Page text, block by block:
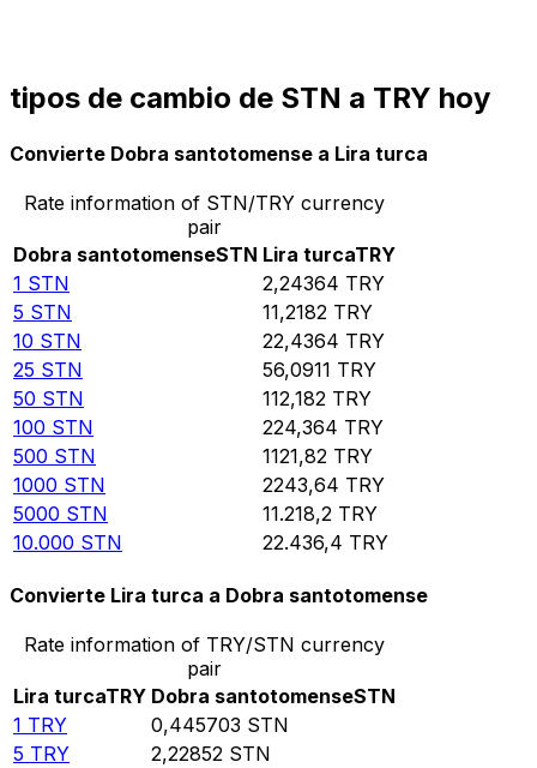
tipos de cambio de STN a TRY hoy
Convierte Dobra santotomense a Lira turca
Rate information of STN/TRY currency
pair
Dobra santotomenseSTN Lira turcaTRY
1 STN 2,24364 TRY
5 STN 11,2182 TRY
10 STN 22,4364 TRY
25 STN 56,0911 TRY
50 STN 112,182 TRY
100 STN 224,364 TRY
500 STN 1121,82 TRY
1000 STN 2243,64 TRY
5000 STN 11.218,2 TRY
10.000 STN 22.436,4 TRY
Convierte Lira turca a Dobra santotomense
Rate information of TRY/STN currency
pair
Lira turcaTRY Dobra santotomenseSTN
1 TRY 0,445703 STN
5 TRY 2,22852 STN